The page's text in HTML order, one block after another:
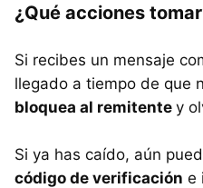
¿Qué acciones
Si recibes un mensaje
llegado a tiempo de que
bloquea al remitente y
Si ya has caído, aún
código de verificación e